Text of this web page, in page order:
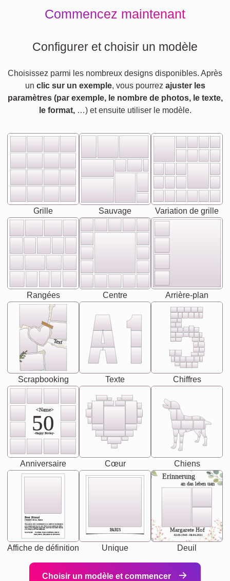
Commencez maintenant
Configurer et choisir un modèle
Choisissez parmi les nombreux designs disponibles. Après
un clic sur un exemple, vous pourrez ajuster les
paramètres (par exemple, le nombre de photos, le texte,
le format,…) et ensuite utiliser le modèle.
Grille Sauvage Variation de grille
Rangées Centre Arrière-plan
Text
Scrapbooking Texte Chiffres
<Name>
50
-Happy Birday-
Anniversaire Cœur Chiens
Best Friend
[<NAME>] Noun, feminie
Synonyms: Soulmate, closet confidante, sister at
heart person, life partner in adventure.
The person who understands you without explanation
you accepts just as you are. She's your partner in life's,
chaos your biggest supporter, and the one with whom
you share your best memories.
Affiche de définition
PARIS
Unique
Erinnerung
an das leben uan
Margarete Hof
02.05.1940 - 08.04.2021
Deuil
Choisir un modèle et commencer